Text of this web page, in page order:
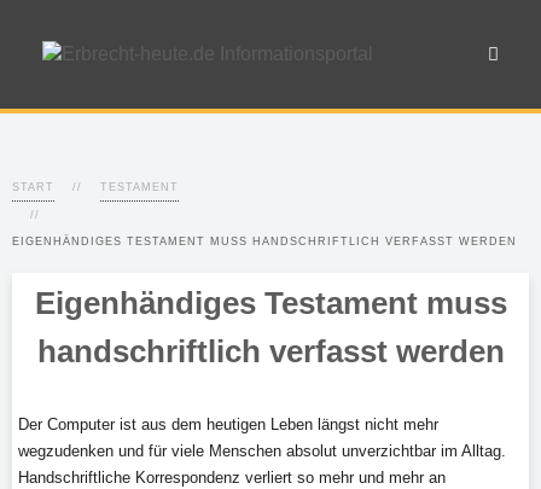
START TESTAMENT
EIGENHÄNDIGES TESTAMENT MUSS HANDSCHRIFTLICH VERFASST WERDEN
Eigenhändiges Testament muss
handschriftlich verfasst werden
Der Computer ist aus dem heutigen Leben längst nicht mehr
wegzudenken und für viele Menschen absolut unverzichtbar im Alltag.
Handschriftliche Korrespondenz verliert so mehr und mehr an